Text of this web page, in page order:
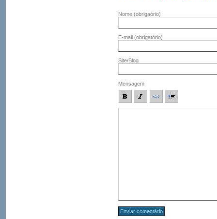
Nome (obrigaório)
E-mail (obrigatório)
Site/Blog
Mensagem